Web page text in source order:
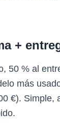
+
50 % al
más
€). Simple,